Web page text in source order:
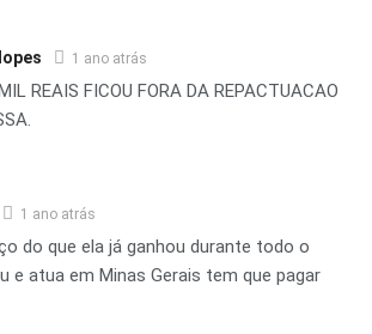
1 ano atrás
REAIS FICOU FORA DA REPACTUACAO
1 ano atrás
do que ela já ganhou durante todo o
e atua em Minas Gerais tem que pagar